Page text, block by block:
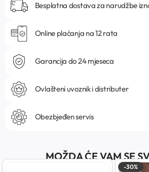
Besplatna dostava za narudžbe
Online plaćanja na 12 rata
Garancija do 24 mjeseca
Ovlašteni uvoznik i distributer
Obezbjeđen servis
MOŽDA ĆE VAM SE
-30%